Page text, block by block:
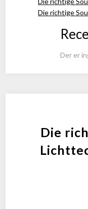
Die richtige
Der er
Die